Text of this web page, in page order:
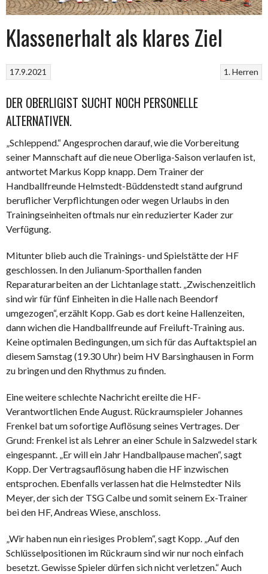
Klassenerhalt als klares Ziel
1. Herren
17.9.2021
DER OBERLIGIST SUCHT NOCH PERSONELLE
ALTERNATIVEN.
„Schleppend.“ Angesprochen darauf, wie die Vorbereitung
seiner Mannschaft auf die neue Oberliga-Saison verlaufen ist,
antwortet Markus Kopp knapp. Dem Trainer der
Handballfreunde Helmstedt-Büddenstedt stand aufgrund
beruflicher Verpflichtungen oder wegen Urlaubs in den
Trainingseinheiten oftmals nur ein reduzierter Kader zur
Verfügung.
Mitunter blieb auch die Trainings- und Spielstätte der HF
geschlossen. In den Julianum-Sporthallen fanden
Reparaturarbeiten an der Lichtanlage statt. „Zwischenzeitlich
sind wir für fünf Einheiten in die Halle nach Beendorf
umgezogen“, erzählt Kopp. Gab es dort keine Hallenzeiten,
dann wichen die Handballfreunde auf Freiluft-Training aus.
Keine optimalen Bedingungen, um sich für das Auftaktspiel an
diesem Samstag (19.30 Uhr) beim HV Barsinghausen in Form
zu bringen und den Rhythmus zu finden.
Eine weitere schlechte Nachricht ereilte die HF-
Verantwortlichen Ende August. Rückraumspieler Johannes
Frenkel bat um sofortige Auflösung seines Vertrages. Der
Grund: Frenkel ist als Lehrer an einer Schule in Salzwedel stark
eingespannt. „Er will ein Jahr Handballpause machen“, sagt
Kopp. Der Vertragsauflösung haben die HF inzwischen
entsprochen. Ebenfalls verlassen hat die Helmstedter Nils
Meyer, der sich der TSG Calbe und somit seinem Ex-Trainer
bei den HF, Andreas Wiese, anschloss.
„Wir haben nun ein riesiges Problem“, sagt Kopp. „Auf den
Schlüsselpositionen im Rückraum sind wir nur noch einfach
besetzt. Gewisse Spieler dürfen sich nicht verletzen.“ Auch